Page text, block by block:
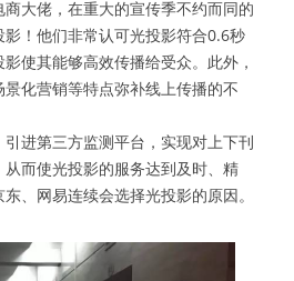
大佬，在重大的宣传季不约而同的
！他们非常认可光投影符合0.6秒
使其能够高效传播给受众。此外，
化营销等特点弥补线上传播的不
进第三方监测平台，实现对上下刊
而使光投影的服务达到及时、精
、网易连续会选择光投影的原因。